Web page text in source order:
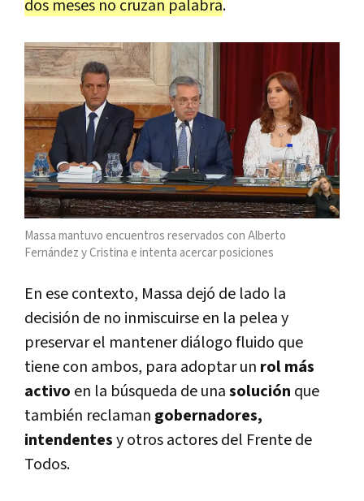
dos meses no cruzan palabra.
Massa mantuvo encuentros reservados con Alberto
Fernández y Cristina e intenta acercar posiciones
En ese contexto, Massa dejó de lado la
decisión de no inmiscuirse en la pelea y
preservar el mantener diálogo fluido que
tiene con ambos, para adoptar un rol más
activo en la búsqueda de unasolución que
también reclaman gobernadores,
intendentesy otros actores del Frente de
Todos.